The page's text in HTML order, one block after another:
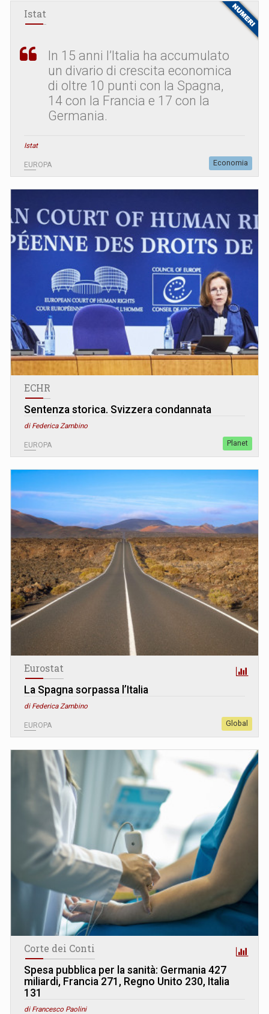
Istat
In 15 anni l’Italia ha accumulato
un divario di crescita economica
di oltre 10 punti con la Spagna,
14 con la Francia e 17 con la
Germania.
Istat
EUROPA Economia
ECHR
Sentenza storica. Svizzera condannata
di Federica Zambino
EUROPA Planet
Eurostat
La Spagna sorpassa l’Italia
di Federica Zambino
EUROPA Global
Corte dei Conti
Spesa pubblica per la sanità: Germania 427
miliardi, Francia 271, Regno Unito 230, Italia
131
di Francesco Paolini